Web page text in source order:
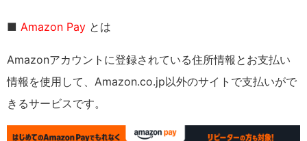
■ Amazon Pay とは
Amazonアカウントに登録されている住所情報とお支払い
情報を使用して、Amazon.co.jp以外のサイトで支払いがで
きるサービスです。